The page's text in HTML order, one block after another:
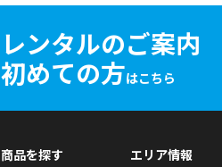
レンタルのご案内
初めての方はこちら
商品を探す エリア情報